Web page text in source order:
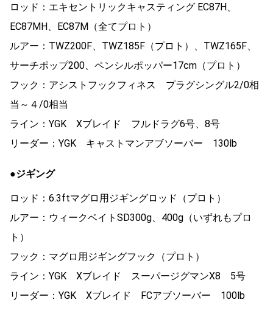
ロッド：エキセントリックキャスティング EC87H、
EC87MH、EC87M（全てプロト）
ルアー：TWZ200F、TWZ185F（プロト）、TWZ165F、
サーチポップ200、ペンシルポッパー17cm（プロト）
フック：アシストフックフィネス プラグシングル2/0相
当～４/0相当
ライン：YGK Xブレイド フルドラグ6号、8号
リーダー：YGK キャストマンアブソーバー 130lb
●ジギング
ロッド：6.3ftマグロ用ジギングロッド（プロト）
ルアー：ウィークベイトSD300g、400g（いずれもプロ
ト）
フック：マグロ用ジギングフック（プロト）
ライン：YGK Xブレイド スーパージグマンX8 5号
リーダー：YGK Xブレイド FCアブソーバー 100lb